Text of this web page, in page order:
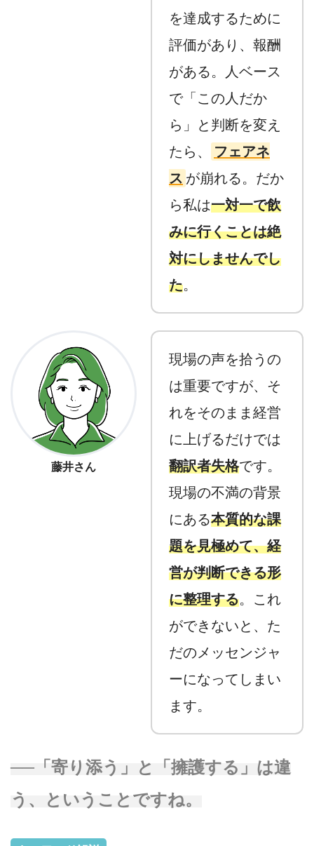
を達成するために
評価があり、報酬
がある。人ベース
で「この人だか
ら」と判断を変え
たら、
フェアネ
ス が崩れる。だか
ら私は一対一で飲
みに行くことは絶
対にしませんでし
た。
藤井さん
現場の声を拾うの
は重要ですが、そ
れをそのまま経営
に上げるだけでは
翻訳者失格です。
現場の不満の背景
にある本質的な課
題を見極めて、経
営が判断できる形
に整理する。これ
ができないと、た
だのメッセンジャ
ーになってしまい
ます。
──「寄り添う」と「擁護する」は違
う、ということですね。